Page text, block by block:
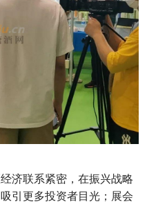
济联系紧密，在振兴战略
引更多投资者目光；展会